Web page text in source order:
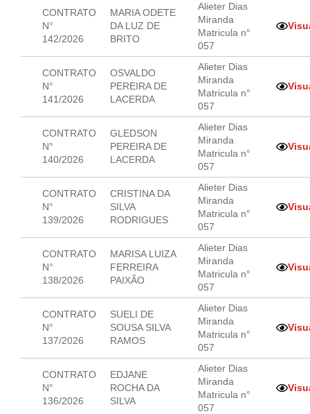
CONTRATO
N°
142/2026
MARIA ODETE
DA LUZ DE
BRITO
Alieter Dias
Miranda
Matricula n°
057
CONTRATO
N°
141/2026
OSVALDO
PEREIRA DE
LACERDA
Alieter Dias
Miranda
Matricula n°
057
CONTRATO
N°
140/2026
GLEDSON
PEREIRA DE
LACERDA
Alieter Dias
Miranda
Matricula n°
057
CONTRATO
N°
139/2026
CRISTINA DA
SILVA
RODRIGUES
Alieter Dias
Miranda
Matricula n°
057
CONTRATO
N°
138/2026
MARISA LUIZA
FERREIRA
PAIXÃO
Alieter Dias
Miranda
Matricula n°
057
CONTRATO
N°
137/2026
SUELI DE
SOUSA SILVA
RAMOS
Alieter Dias
Miranda
Matricula n°
057
CONTRATO
N°
136/2026
EDJANE
ROCHA DA
SILVA
Alieter Dias
Miranda
Matricula n°
057